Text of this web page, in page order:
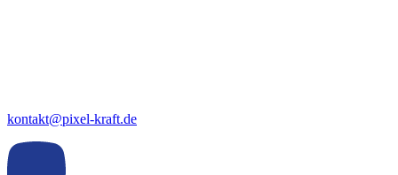
kontakt@pixel-kraft.de